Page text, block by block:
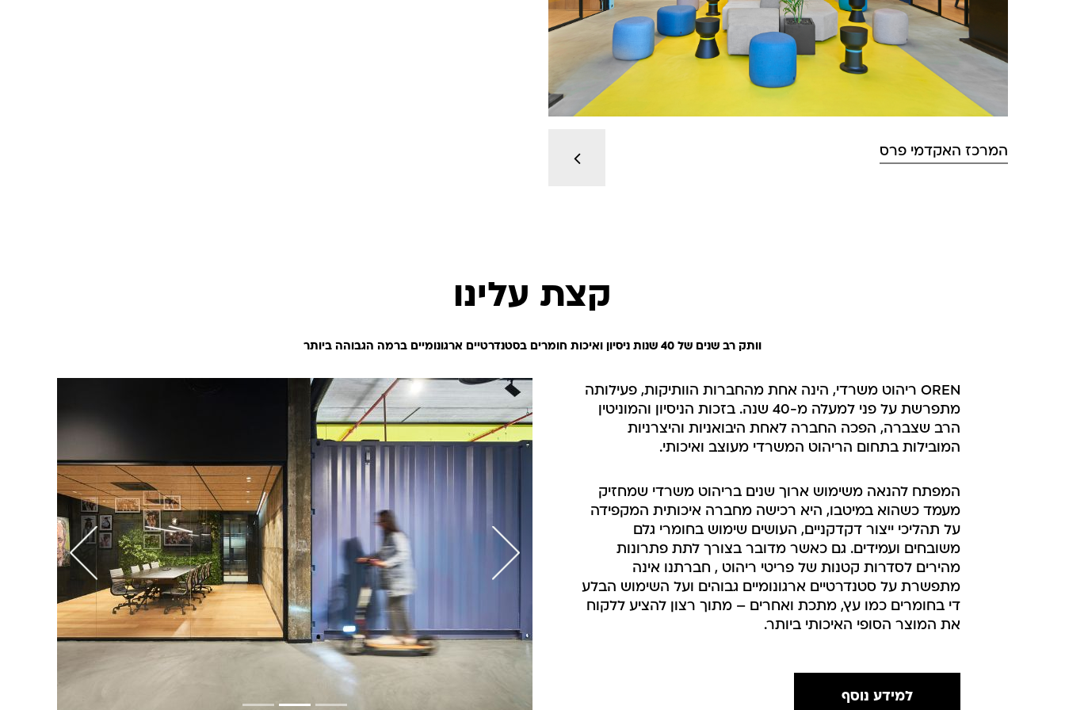
המרכז האקדמי פרס
קצת עלינו
וותק רב שנים של 40 שנות ניסיון ואיכות חומרים בסטנדרטיים ארגונומיים ברמה הגבוהה ביותר
OREN ריהוט משרדי, הינה אחת מהחברות הוותיקות, פעילותה
מתפרשת על פני למעלה מ-40 שנה.
בזכות הניסיון והמוניטין
הרב שצברה, הפכה החברה לאחת היבואניות והיצרניות
המובילות בתחום הריהוט המשרדי מעוצב ואיכותי.
המפתח להנאה משימוש ארוך שנים בריהוט משרדי שמחזיק
מעמד כשהוא במיטבו, היא רכישה מחברה איכותית המקפידה
על תהליכי ייצור דקדקניים, העושים שימוש בחומרי גלם
משובחים ועמידים. גם כאשר מדובר בצורך לתת פתרונות
מהירים לסדרות קטנות של פריטי ריהוט , חברתנו אינה
מתפשרת על סטנדרטיים ארגונומיים גבוהים ועל השימוש הבלע
די בחומרים כמו עץ, מתכת ואחרים – מתוך רצון להציע ללקוח
את המוצר הסופי האיכותי ביותר.
למידע נוסף